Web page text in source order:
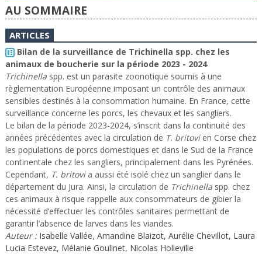
AU SOMMAIRE
ARTICLES
Bilan de la surveillance de Trichinella spp. chez les
animaux de boucherie sur la période 2023 - 2024
Trichinella spp. est un parasite zoonotique soumis à une
règlementation Européenne imposant un contrôle des animaux
sensibles destinés à la consommation humaine. En France, cette
surveillance concerne les porcs, les chevaux et les sangliers.
Le bilan de la période 2023-2024, s’inscrit dans la continuité des
années précédentes avec la circulation de T. britovien Corse chez
les populations de porcs domestiques et dans le Sud de la France
continentale chez les sangliers, principalement dans les Pyrénées.
Cependant, T. britovia aussi été isolé chez un sanglier dans le
département du Jura. Ainsi, la circulation de Trichinella spp. chez
ces animaux à risque rappelle aux consommateurs de gibier la
nécessité d’effectuer les contrôles sanitaires permettant de
garantir l’absence de larves dans les viandes.
Auteur :Isabelle Vallée, Amandine Blaizot, Aurélie Chevillot, Laura
Lucia Estevez, Mélanie Goulinet, Nicolas Holleville